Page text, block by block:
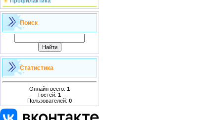
Поиск
Статистика
Онлайн всего: 1
Гостей: 1
Пользователей: 0